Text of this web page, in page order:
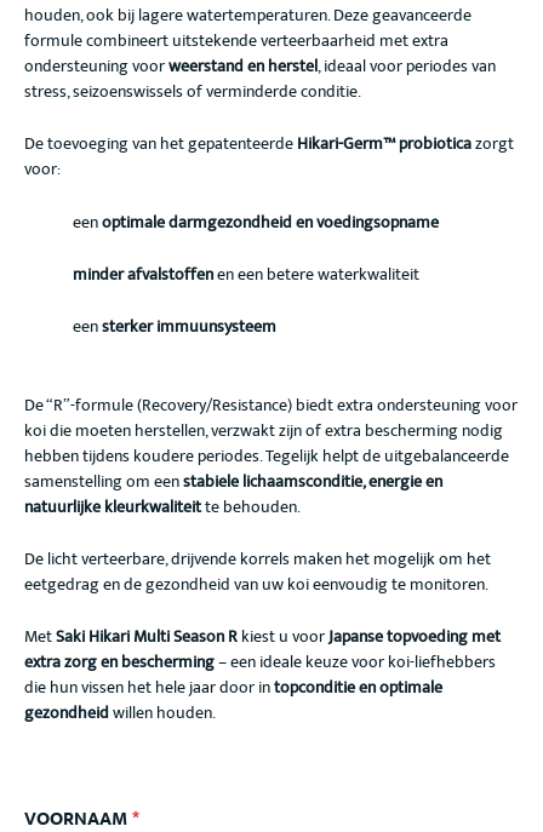
houden, ook bij lagere watertemperaturen. Deze geavanceerde
formule combineert uitstekende verteerbaarheid met extra
ondersteuning voorweerstand en herstel, ideaal voor periodes van
stress, seizoenswissels of verminderde conditie.
De toevoeging van het gepatenteerdeHikari-Germ™ probioticazorgt
voor:
eenoptimale darmgezondheid en voedingsopname
minder afvalstoffenen een betere waterkwaliteit
eensterker immuunsysteem
De “R”-formule (Recovery/Resistance) biedt extra ondersteuning voor
koi die moeten herstellen, verzwakt zijn of extra bescherming nodig
hebben tijdens koudere periodes. Tegelijk helpt de uitgebalanceerde
samenstelling om eenstabiele lichaamsconditie, energie en
natuurlijke kleurkwaliteitte behouden.
De licht verteerbare, drijvende korrels maken het mogelijk om het
eetgedrag en de gezondheid van uw koi eenvoudig te monitoren.
MetSaki Hikari Multi Season Rkiest u voorJapanse topvoeding met
extra zorg en bescherming– een ideale keuze voor koi-liefhebbers
die hun vissen het hele jaar door intopconditie en optimale
gezondheidwillen houden.
VOORNAAM*